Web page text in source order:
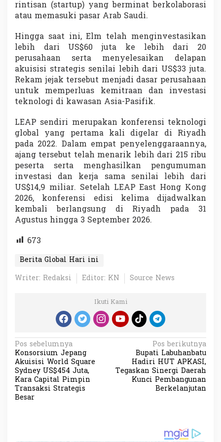
rintisan (startup) yang berminat berkolaborasi
atau memasuki pasar Arab Saudi.
Hingga saat ini, Elm telah menginvestasikan
lebih dari US$60 juta ke lebih dari 20
perusahaan serta menyelesaikan delapan
akuisisi strategis senilai lebih dari US$33 juta.
Rekam jejak tersebut menjadi dasar perusahaan
untuk memperluas kemitraan dan investasi
teknologi di kawasan Asia-Pasifik.
LEAP sendiri merupakan konferensi teknologi
global yang pertama kali digelar di Riyadh
pada 2022. Dalam empat penyelenggaraannya,
ajang tersebut telah menarik lebih dari 215 ribu
peserta serta menghasilkan pengumuman
investasi dan kerja sama senilai lebih dari
US$14,9 miliar. Setelah LEAP East Hong Kong
2026, konferensi edisi kelima dijadwalkan
kembali berlangsung di Riyadh pada 31
Agustus hingga 3 September 2026.
673
Berita Global Hari ini
Writer: Redaksi
Editor: KN Source News
Ikuti Kami
N
a
v
i
g
Pos sebelumnya
Konsorsium Jepang
Akuisisi World Square
Sydney US$454 Juta,
Kara Capital Pimpin
Transaksi Strategis
Besar
Pos berikutnya
Bupati Labuhanbatu
Hadiri HUT APKASI,
Tegaskan Sinergi Daerah
Kunci Pembangunan
Berkelanjutan